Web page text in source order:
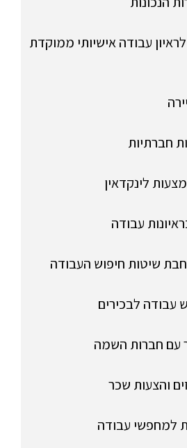
עבודה אישיותי ממוקדת
חברתיות
לינקדאין
עבודה
שיטות חיפוש העבודה
עבודה לבכירים
עם חברות השמה
והצעות שכר
למחפשי עבודה